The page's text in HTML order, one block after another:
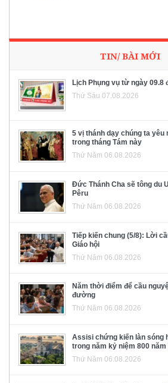
TIN/ BÀI MỚI
Lịch Phụng vụ từ ngày 09.8
Thứ Sáu 07.08.2026
5 vị thánh dạy chúng ta yêu
trong tháng Tám này
Thứ Năm 06.08.2026
Đức Thánh Cha sẽ tông du
Pêru
Thứ Năm 06.08.2026
Tiếp kiến chung (5/8): Lời
Giáo hội
Thứ Năm 06.08.2026
Năm thời điểm để cầu
đường
Thứ Năm 06.08.2026
Assisi chứng kiến làn sóng
trong năm kỷ niệm 800 năm
Thứ Năm 06.08.2026